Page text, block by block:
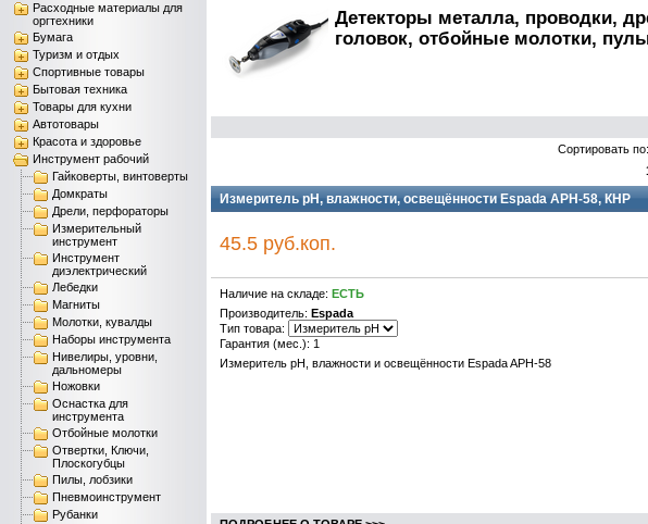
Расходные материалы для
оргтехники
Бумага
Туризм и отдых
Спортивные товары
Бытовая техника
Товары для кухни
Автотовары
Красота и здоровье
Инструмент рабочий
Гайковерты, винтоверты
Домкраты
Дрели, перфораторы
Измерительный
инструмент
Инструмент
диэлектрический
Лебедки
Магниты
Молотки, кувалды
Наборы инструмента
Нивелиры, уровни,
дальномеры
Ножовки
Оснастка для
инструмента
Отбойные молотки
Отвертки, Ключи,
Плоскогубцы
Пилы, лобзики
Пневмоинструмент
Рубанки
Детекторы металла, проводки,
головок, отбойные молотки,
Сортировать
Измеритель pH, влажности, освещённости Espada APH-58, КНР
45.5 руб.коп.
Наличие на складе: ЕСТЬ
Производитель: Espada
Тип товара:
Гарантия (мес.): 1
Измеритель pH, влажности и освещённости Espada APH-58